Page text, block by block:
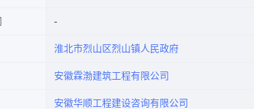
淮北市烈山区烈山镇人民政府
安徽霖渤建筑工程有限公司
安徽华顺工程建设咨询有限公司